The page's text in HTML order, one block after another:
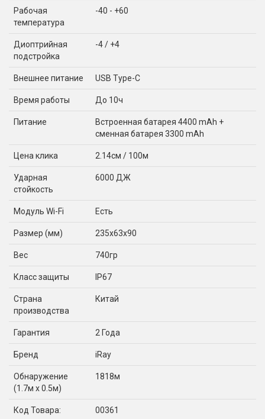
Рабочая
температура
-40 - +60
Диоптрийная
подстройка
-4 / +4
Внешнее питание USB Type-C
Время работы До 10ч
Питание
Встроенная батарея 4400 mAh +
сменная батарея 3300 mAh
Цена клика 2.14см / 100м
Ударная
стойкость
6000 ДЖ
Модуль Wi-Fi Есть
Размер (мм) 235x63x90
Вес 740гр
Класс защиты IP67
Страна
производства
Китай
Гарантия 2 Года
Бренд iRay
Обнаружение
(1.7м x 0.5м)
1818м
Код Товара: 00361